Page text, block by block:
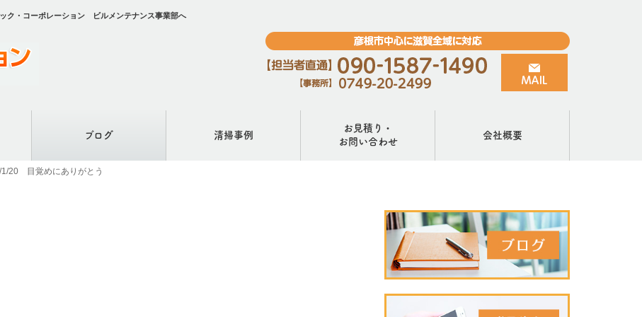
ク・コーポレーション ビルメンテナンス事業部へ
ブログ 清掃事例
お見積り・
お問い合わせ
会社概要
20 目覚めにありがとう